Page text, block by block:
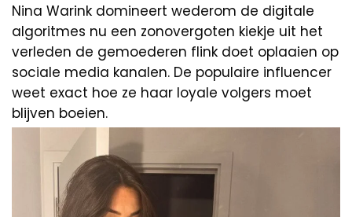
Nina Warink domineert wederom de digitale
algoritmes nu een zonovergoten kiekje uit het
verleden de gemoederen flink doet oplaaien op
sociale media kanalen. De populaire influencer
weet exact hoe ze haar loyale volgers moet
blijven boeien.